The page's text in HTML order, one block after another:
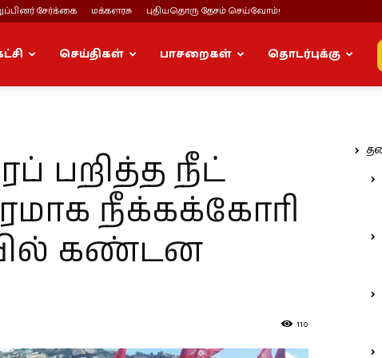
சேர்க்கை மக்களரசு புதியதொரு தேசம் செய்வோம்!
செய்திகள் பாசறைகள் தொடர்புக்கு
பறித்த நீட்
நீக்கக்கோரி
கண்டன
110